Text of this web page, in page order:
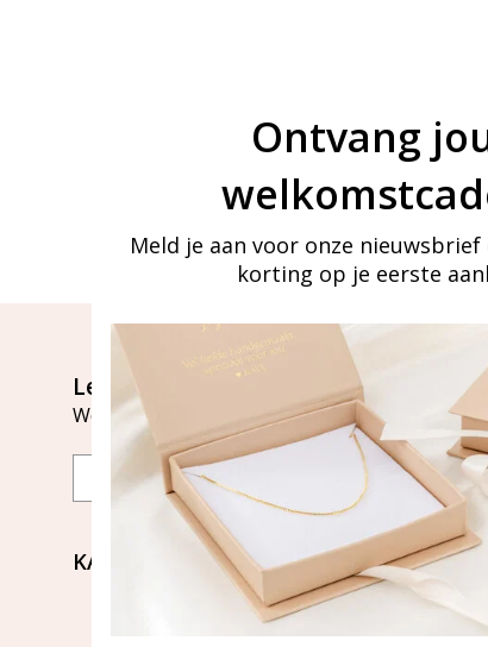
Let's stay in touch
Word lid van onze mailinglijst
KAYA Sieraden
Bellen of WhatsApp Ma-Vr
tussen 09:00-17:00
Ontvang
Meld je aan voor onze nieuwsbrief
korting op je eerste